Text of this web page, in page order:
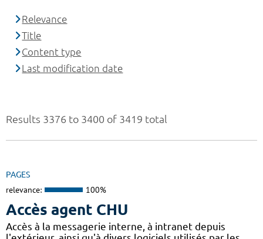
Results 3376 to 3400 of 3419 total
PAGES
relevance: 100%
Accès agent CHU
Accès à la messagerie interne, à intranet depuis
Relevance
Title
Content type
Last modification date